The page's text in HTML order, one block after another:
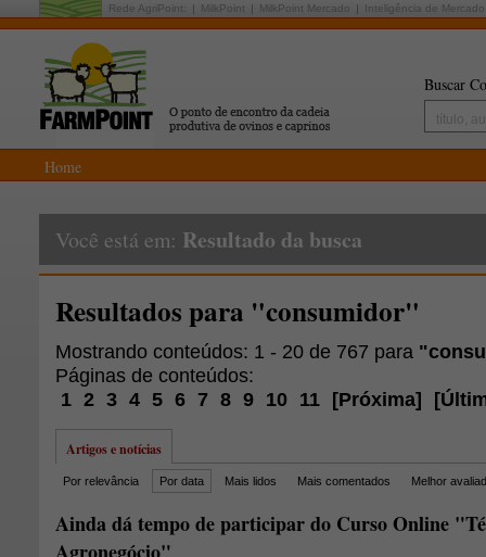
Rede AgriPoint: MilkPoint MilkPoint Mercado Inteligência de Mercado
Buscar
Home
Você está em: Resultado da busca
Resultados para "consumidor"
Mostrando conteúdos: 1 - 20 de 767 para
Páginas de conteúdos:
1 2 3 4 5 6 7 8 9 10 11 [Próxima] [
Artigos e notícias
Por relevância Por data Mais lidos Mais comentados Melhor
Ainda dá tempo de participar do Curso Online